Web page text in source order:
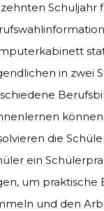
Schuljahr
in zwei
die
ein
um praktische
und den